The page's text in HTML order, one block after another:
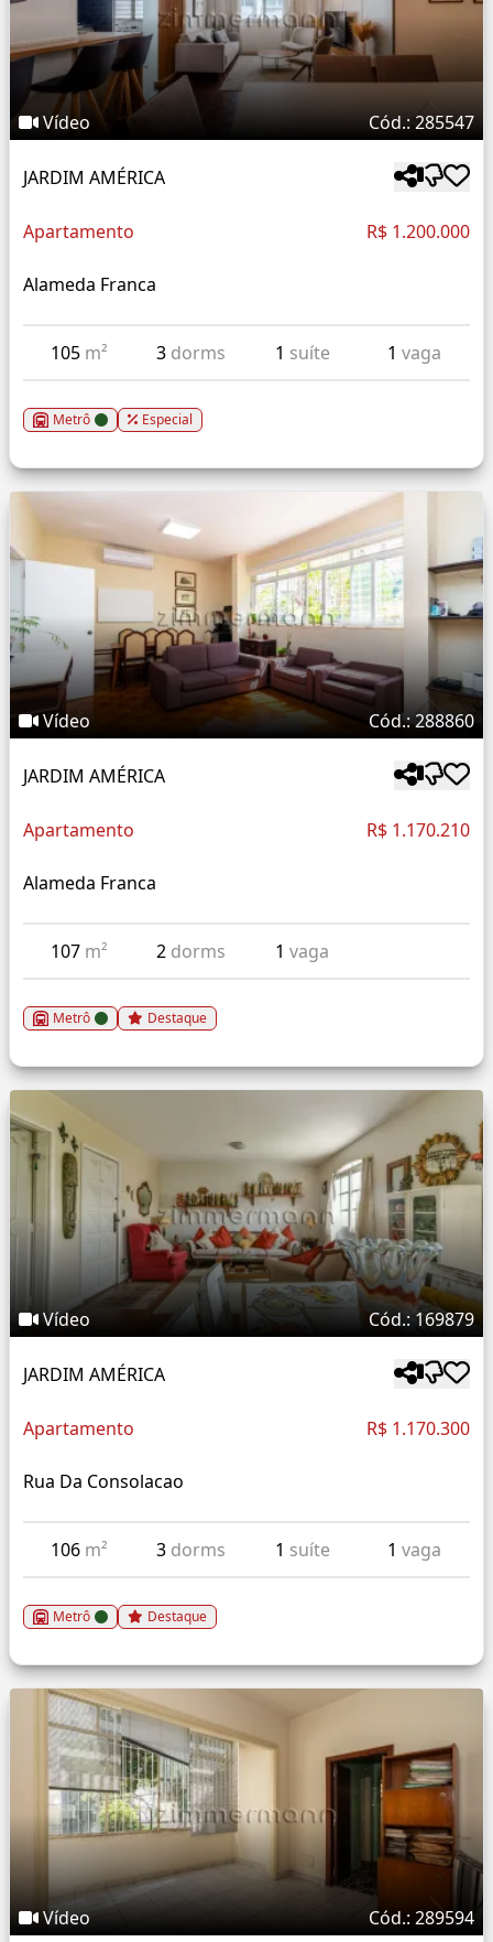
Vídeo Cód.: 285547
JARDIM AMÉRICA
Apartamento R$ 1.200.000
Alameda Franca
105 m² 3 dorms 1 suíte 1 vaga
Metrô Especial
Vídeo Cód.: 288860
JARDIM AMÉRICA
Apartamento R$ 1.170.210
Alameda Franca
107 m² 2 dorms 1vaga
Metrô Destaque
Vídeo Cód.: 169879
JARDIM AMÉRICA
Apartamento R$ 1.170.300
Rua Da Consolacao
106 m² 3 dorms 1 suíte 1 vaga
Metrô Destaque
Vídeo Cód.: 289594